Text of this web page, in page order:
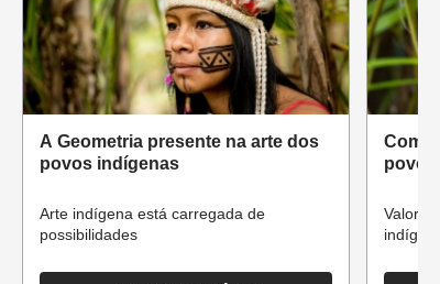
A Geometria presente na arte dos
povos indígenas
Arte indígena está carregada de
possibilidades
Como
povos